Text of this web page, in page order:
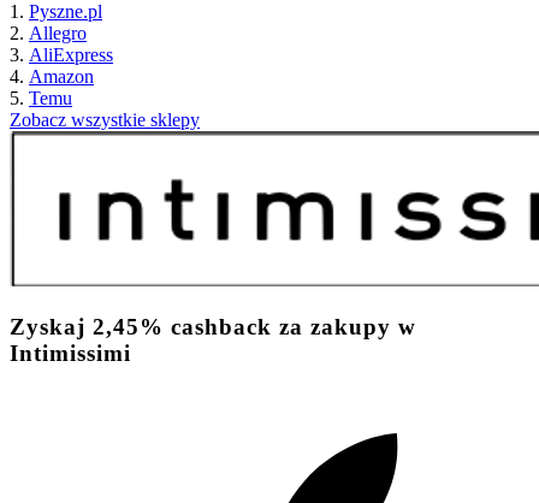
Pyszne.pl
Allegro
AliExpress
Amazon
Temu
Zobacz wszystkie sklepy
Zyskaj 2,45% cashback za zakupy w
Intimissimi